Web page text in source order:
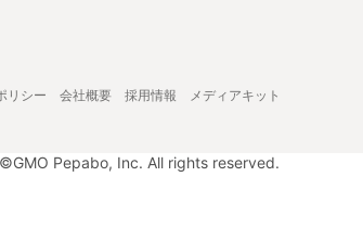
リシー 会社概要 採用情報 メディアキット
©GMO Pepabo, Inc. All rights reserved.